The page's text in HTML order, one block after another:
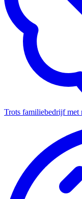
Trots familiebedrijf met